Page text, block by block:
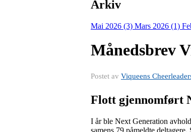
Arkiv
Mai 2026 (3) Mars 2026 (1)
Månedsbrev
Postet av Viqueens
Flott gjennomført
I år ble Next Generation
samens 79 påmeldte